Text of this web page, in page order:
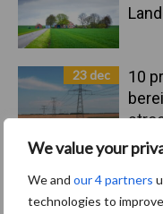
We value your
We and our 4 partners
technologies to
23 dec
10